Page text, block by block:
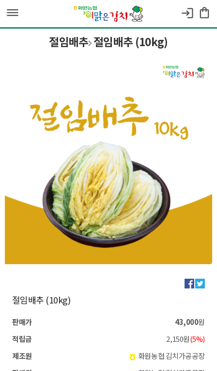
dehaze login shopping_bag
절임배추 절임배추 (10kg)
절임배추 (10kg)
판매가 43,000원
적립금
2,150원(5%)
제조원
화원농협 김치가공공장